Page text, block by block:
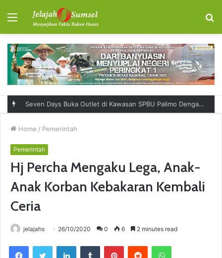
Menu
Seven Days Buka Outlet di Kawasan SPBU Palimo Dengan Konsep One Stop Hangout Destination
Home / Pemerintah
Pemerintah
Hj Percha Mengaku Lega, Anak-
Anak Korban Kebakaran Kembali
Ceria
jelajahs 26/10/2020 0 6 2 minutes read